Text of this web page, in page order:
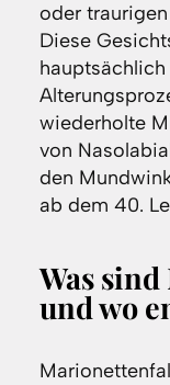
oder
Diese
wiederholte
von
den
ab dem 40.
Was
und wo